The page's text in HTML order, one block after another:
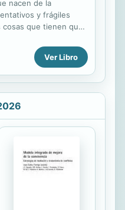
nacen de la
y frágiles
cosas que tienen que
de poder ser leídos
aproximaciones al
y también como
de escritores y
la pantalla o la
(Ramón Díaz
Ver Libro